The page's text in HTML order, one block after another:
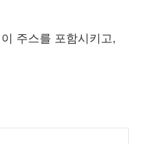
주스를 포함시키고,